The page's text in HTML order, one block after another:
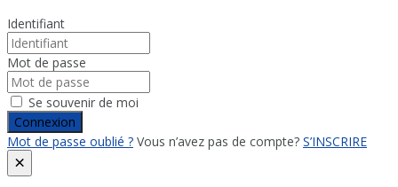
Identifiant
Mot de passe
Se souvenir de moi
Connexion
Mot de passe oublié ? Vous n’avez pas de compte? S’INSCRIRE
×